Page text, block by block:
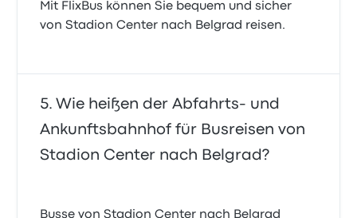
Mit FlixBus können Sie bequem und sicher
von Stadion Center nach Belgrad reisen.
Wie heißen der Abfahrts- und
Ankunftsbahnhof für Busreisen von
Stadion Center nach Belgrad?
Busse von Stadion Center nach Belgrad